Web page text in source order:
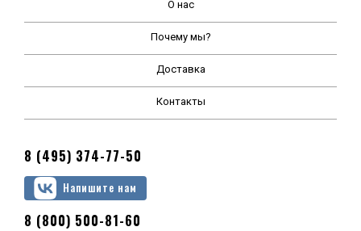
О нас
Почему мы?
Доставка
Контакты
8 (495) 374-77-50
Напишите нам
8 (800) 500-81-60